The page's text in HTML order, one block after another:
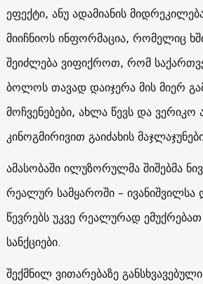
ეფექტი, ანუ ადამიანის
მიიჩნიოს ინფორმაცია, რომელიც
შეიძლება ვიფიქროთ, რომ
ბოლოს თავად დაიჯერა მის მიერ
მოჩვენებები, ახლა წევს და ვერიკო
კინოგმირივით გაიძახის
ამასობაში ილუზორულმა შიშებმა
რეალურ სამყაროში – ივანიშვილსა
წევრებს უკვე რეალურად
სანქციები.
შექმნილ ვითარებაზე